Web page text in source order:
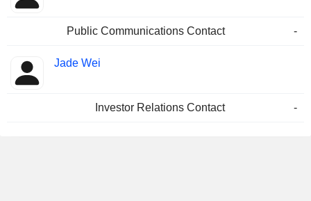
Public Communications Contact -
Jade Wei
Investor Relations Contact -